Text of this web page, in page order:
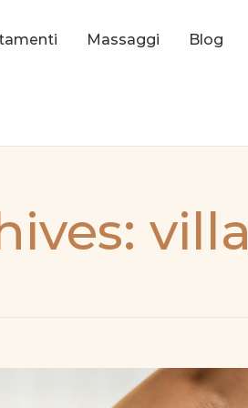
Massaggi Blog
villa